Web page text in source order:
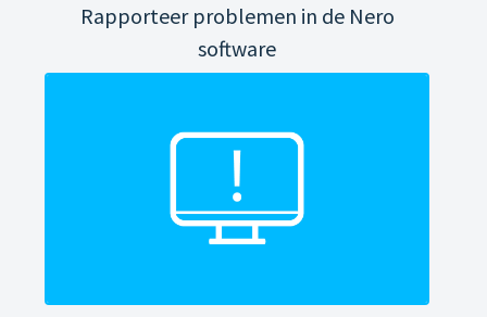
Rapporteer problemen in de Nero
software